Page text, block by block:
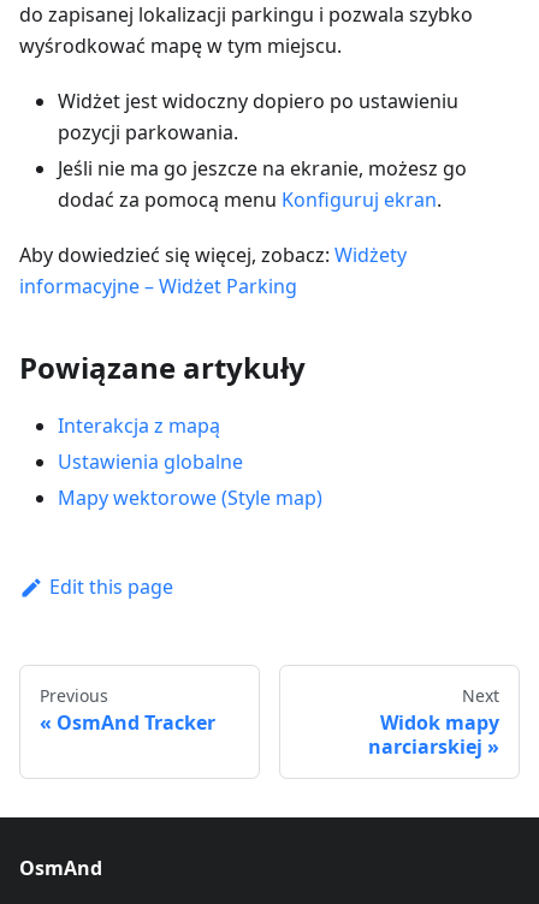
do zapisanej lokalizacji parkingu i pozwala szybko
wyśrodkować mapę w tym miejscu.
Widżet jest widoczny dopiero po ustawieniu
pozycji parkowania.
Jeśli nie ma go jeszcze na ekranie, możesz go
dodać za pomocą menu Konfiguruj ekran.
Aby dowiedzieć się więcej, zobacz: Widżety
informacyjne – Widżet Parking
Powiązane artykuły
Interakcja z mapą
Ustawienia globalne
Mapy wektorowe (Style map)
Edit this page
Previous
OsmAnd Tracker
Next
Widok mapy
narciarskiej
OsmAnd